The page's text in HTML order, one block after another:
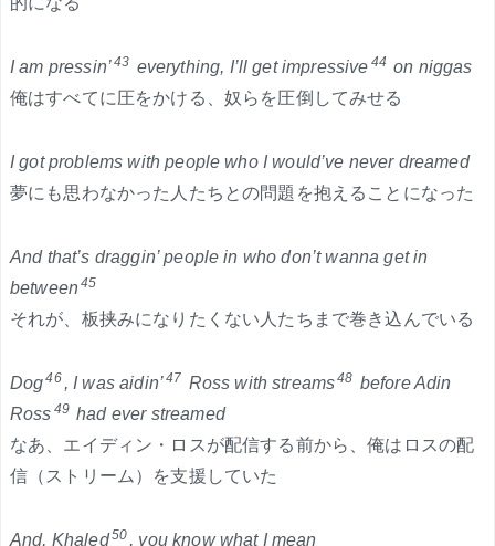
I am pressin’43 everything, I’ll get impressive 44 on niggas
俺はすべてに圧をかける、奴らを圧倒してみせる
I got problems with people who I would’ve never dreamed
夢にも思わなかった人たちとの問題を抱えることになった
And that’s draggin’ people in who don’t wanna get in
between45
それが、板挟みになりたくない人たちまで巻き込んでいる
Dog46 , I was aidin’47 Ross with streams48 before Adin
Ross 49 had ever streamed
なあ、エイディン・ロスが配信する前から、俺はロスの配
信（ストリーム）を支援していた
And, Khaled50 , you know what I mean